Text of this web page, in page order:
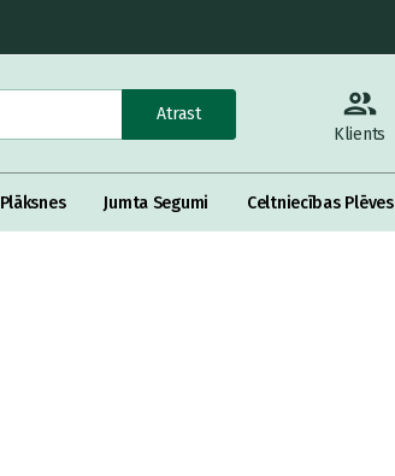
Atrast
Klients
Plāksnes Jumta Segumi Celtniecības Plēves